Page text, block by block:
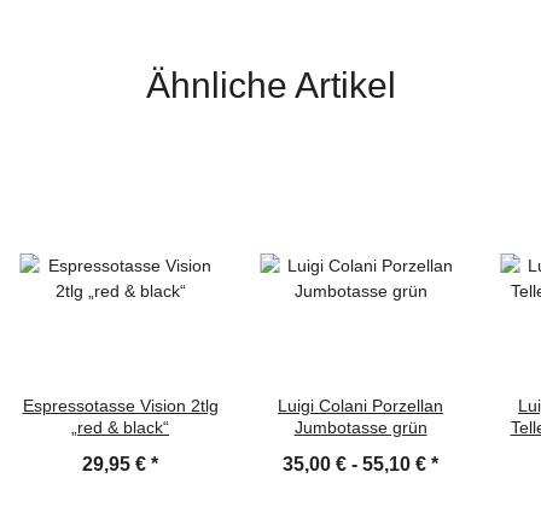
Ähnliche Artikel
Espressotasse Vision 2tlg
„red & black“
29,95 € *
Luigi Colani Porzellan
Jumbotasse grün
35,00 € - 55,10 € *